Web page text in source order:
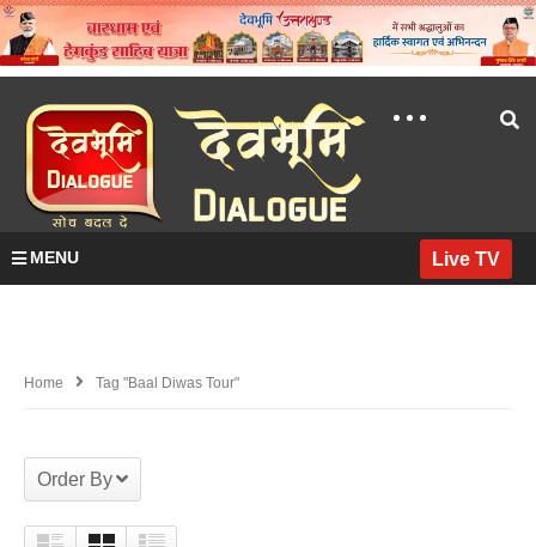
MENU Live TV
Home Tag "baal Diwas Tour"
Order By